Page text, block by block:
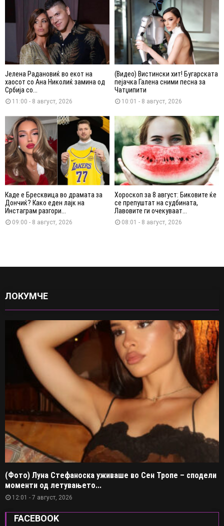
Јелена Радановиќ во екот на
хаосот со Ана Николиќ замина од
Србија со...
11:00 - 8 август, 2026
(Видео) Вистински хит! Бугарската
пејачка Галена сними песна за
Чатџипити
10:01 - 8 август, 2026
Каде е Бресквица во драмата за
Дончиќ? Како еден лајк на
Инстаграм разгори...
09:00 - 8 август, 2026
Хороскоп за 8 август: Биковите ќе
се препуштат на судбината,
Лавовите ги очекуваат...
08:01 - 8 август, 2026
ЛОКУМЧЕ
(Фото) Луна Стефаноска уживаше во Сен Тропе – сподели
моменти од летувањето...
12:01 - 7 август, 2026
FACEBOOK